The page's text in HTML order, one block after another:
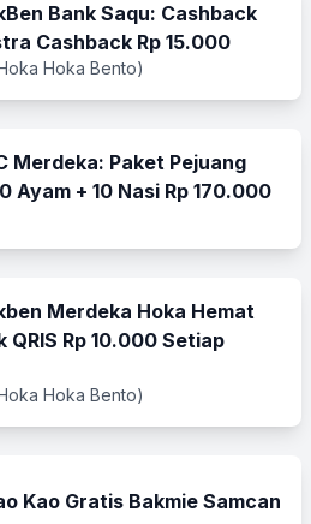
Bank Saqu: Cashback
Cashback Rp 15.000
Hoka Bento)
Merdeka: Paket Pejuang
Ayam + 10 Nasi Rp 170.000
Merdeka Hoka Hemat
QRIS Rp 10.000 Setiap
Hoka Bento)
Kao Gratis Bakmie Samcan